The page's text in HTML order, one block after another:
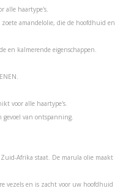
alle haartype's.
amandelolie, die de hoofdhuid en
en kalmerende eigenschappen.
voor alle haartype's.
van ontspanning.
Afrika staat. De marula olie maakt
vezels en is zacht voor uw hoofdhuid